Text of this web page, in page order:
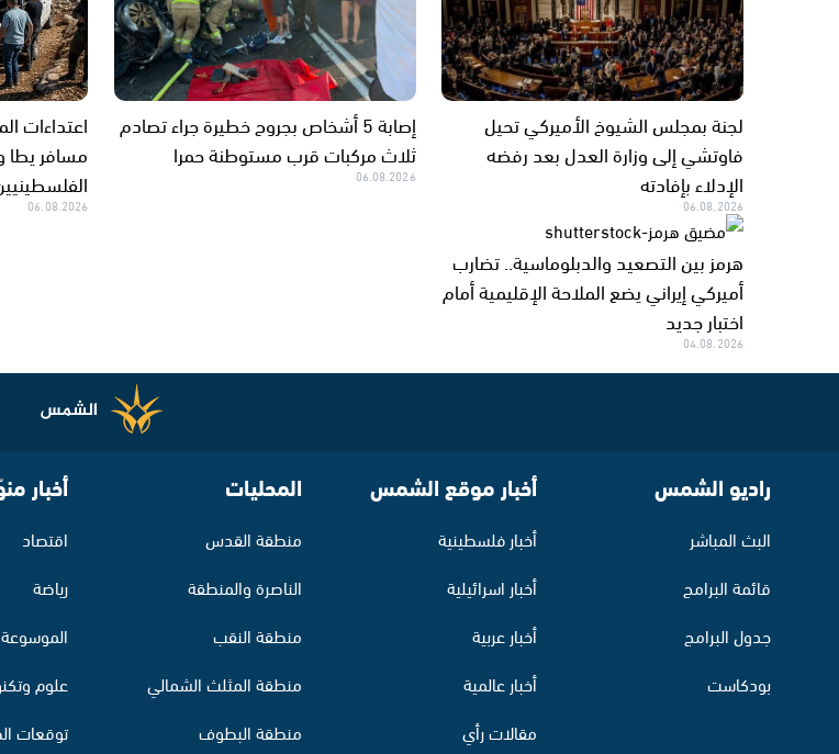
لجنة بمجلس الشيوخ الأميركي تحيل
فاوتشي إلى وزارة العدل بعد رفضه
الإدلاء بإفادته
06.08.2026
إصابة 5 أشخاص بجروح خطيرة جراء تصادم
ثلاث مركبات قرب مستوطنة حمرا
06.08.2026
اعتداءات
مسافر
06.08.2026
هرمز بين التصعيد والدبلوماسية.. تضارب
أميركي إيراني يضع الملاحة الإقليمية أمام
اختبار جديد
04.08.2026
راديو الشمس
البث المباشر
قائمة البرامج
جدول البرامج
بودكاست
أخبار موقع الشمس
أخبار فلسطينية
أخبار اسرائيلية
أخبار عربية
أخبار عالمية
مقالات رأي
المحليات
منطقة القدس
الناصرة والمنطقة
منطقة النقب
منطقة المثلث الشمالي
منطقة البطوف
أخبار
اقتصاد
رياضة
الموسوعة
علوم
توقعات